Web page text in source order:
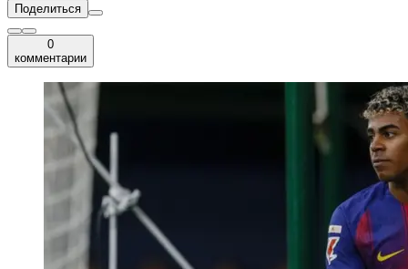
Поделиться
0
комментарии